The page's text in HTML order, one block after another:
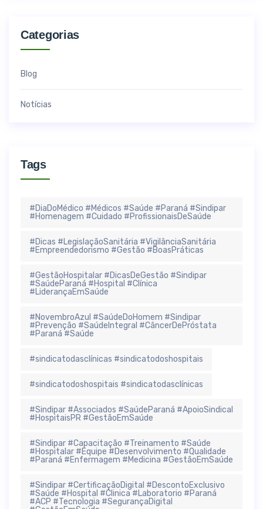
Categorias
Blog
Notícias
Tags
#DiaDoMédico #Médicos #Saúde #Paraná #Sindipar
#Homenagem #Cuidado #ProfissionaisDeSaúde
#Dicas #LegislaçãoSanitária #VigilânciaSanitária
#Empreendedorismo #Gestão #BoasPráticas
#GestãoHospitalar #DicasDeGestão #Sindipar
#SaúdeParaná #Hospital #Clínica
#LiderançaEmSaúde
#NovembroAzul #SaúdeDoHomem #Sindipar
#Prevenção #SaúdeIntegral #CâncerDePróstata
#Paraná #Saúde
#sindicatodasclínicas #sindicatodoshospitais
#sindicatodoshospitais #sindicatodasclínicas
#Sindipar #Associados #SaúdeParaná #ApoioSindical
#HospitaisPR #GestãoEmSaúde
#Sindipar #Capacitação #Treinamento #Saúde
#Hospitalar #Equipe #Desenvolvimento #Qualidade
#Paraná #Enfermagem #Medicina #GestãoEmSaúde
#Sindipar #CertificaçãoDigital #DescontoExclusivo
#Saúde #Hospital #Clinica #Laboratorio #Paraná
#ACP #Tecnologia #SegurançaDigital